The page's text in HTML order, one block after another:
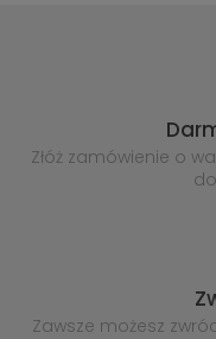
Złóż zamówienie o
Zawsze możesz